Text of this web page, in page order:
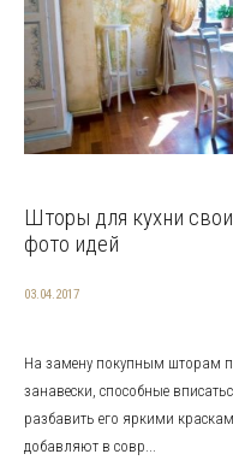
Шторы для кухни
фото идей
03.04.2017
На замену покупным шторам
занавески, способные
разбавить его яркими
добавляют в совр...